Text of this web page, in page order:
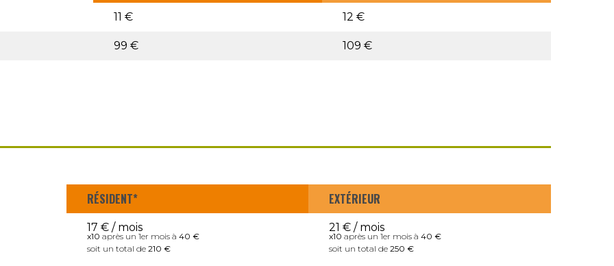
11 € 12 €
99 € 109 €
RÉSIDENT* EXTÉRIEUR
17 € / mois
x10 après un 1er mois à 40 €
soit un total de 210 €
21 € / mois
x10 après un 1er mois à 40 €
soit un total de 250 €